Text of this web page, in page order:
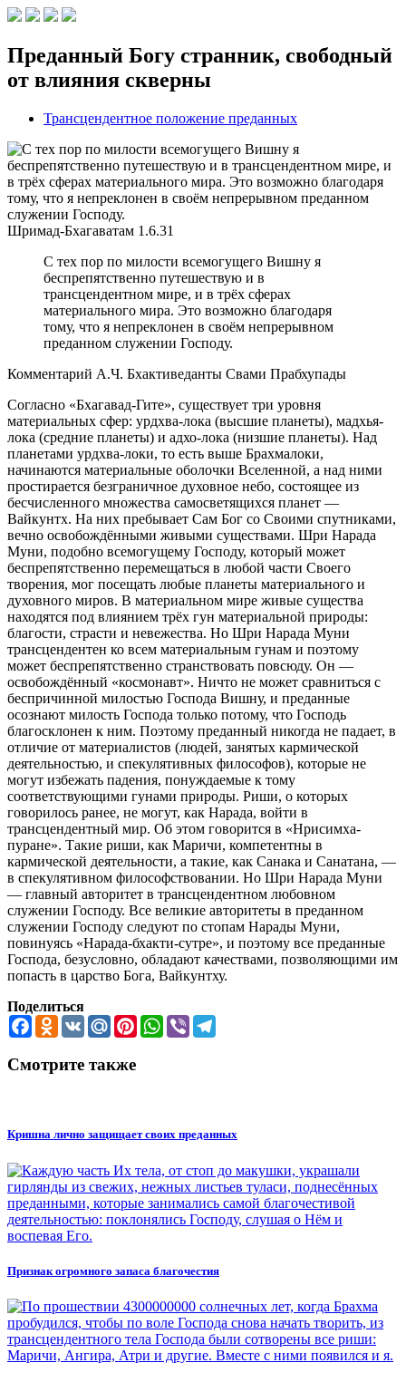
Преданный Богу странник, свободный
от влияния скверны
Трансцендентное положение преданных
Шримад-Бхагаватам 1.6.31
С тех пор по милости всемогущего Вишну я
беспрепятственно путешествую и в
трансцендентном мире, и в трёх сферах
материального мира. Это возможно благодаря
тому, что я непреклонен в своём непрерывном
преданном служении Господу.
Комментарий А.Ч. Бхактиведанты Свами Прабхупады
Согласно «Бхагавад-Гите», существует три уровня
материальных сфер: урдхва-лока (высшие планеты), мадхья-
лока (средние планеты) и адхо-лока (низшие планеты). Над
планетами урдхва-локи, то есть выше Брахмалоки,
начинаются материальные оболочки Вселенной, а над ними
простирается безграничное духовное небо, состоящее из
бесчисленного множества самосветящихся планет —
Вайкунтх. На них пребывает Сам Бог со Своими спутниками,
вечно освобождёнными живыми существами. Шри Нарада
Муни, подобно всемогущему Господу, который может
беспрепятственно перемещаться в любой части Своего
творения, мог посещать любые планеты материального и
духовного миров. В материальном мире живые существа
находятся под влиянием трёх гун материальной природы:
благости, страсти и невежества. Но Шри Нарада Муни
трансцендентен ко всем материальным гунам и поэтому
может беспрепятственно странствовать повсюду. Он —
освобождённый «космонавт». Ничто не может сравниться с
беспричинной милостью Господа Вишну, и преданные
осознают милость Господа только потому, что Господь
благосклонен к ним. Поэтому преданный никогда не падает, в
отличие от материалистов (людей, занятых кармической
деятельностью, и спекулятивных философов), которые не
могут избежать падения, понуждаемые к тому
соответствующими гунами природы. Риши, о которых
говорилось ранее, не могут, как Нарада, войти в
трансцендентный мир. Об этом говорится в «Нрисимха-
пуране». Такие риши, как Маричи, компетентны в
кармической деятельности, а такие, как Санака и Санатана, —
в спекулятивном философствовании. Но Шри Нарада Муни
— главный авторитет в трансцендентном любовном
служении Господу. Все великие авторитеты в преданном
служении Господу следуют по стопам Нарады Муни,
повинуясь «Нарада-бхакти-сутре», и поэтому все преданные
Господа, безусловно, обладают качествами, позволяющими им
попасть в царство Бога, Вайкунтху.
Поделиться
FacebookOdnoklassniki
VK Mail.RuPinterestWhatsApp
Viber
Смотрите также
Кришна лично защищает своих преданных
Признак огромного запаса благочестия